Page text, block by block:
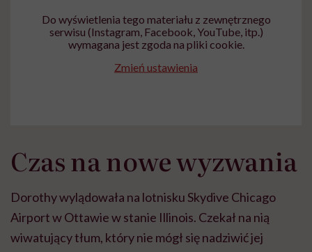
Do wyświetlenia tego materiału z zewnętrznego
serwisu (Instagram, Facebook, YouTube, itp.)
wymagana jest zgoda na pliki cookie.
Zmień ustawienia
Czas na nowe wyzwania
Dorothy wylądowała na lotnisku Skydive Chicago
Airport w Ottawie w stanie Illinois. Czekał na nią
wiwatujący tłum, który nie mógł się nadziwić jej